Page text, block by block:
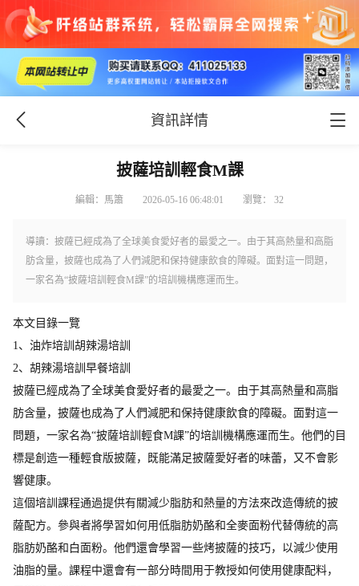
資訊詳情
披薩培訓輕食M課
編輯：馬簫 2026-05-16 06:48:01 瀏覽： 32
導讀：披薩已經成為了全球美食愛好者的最愛之一。由于其高熱量和高脂
肪含量，披薩也成為了人們減肥和保持健康飲食的障礙。面對這一問題，
一家名為“披薩培訓輕食M課”的培訓機構應運而生。
本文目錄一覽
1、 油炸培訓胡辣湯培訓
2、 胡辣湯培訓早餐培訓
披薩已經成為了全球美食愛好者的最愛之一。由于其高熱量和高脂
肪含量，披薩也成為了人們減肥和保持健康飲食的障礙。面對這一
問題，一家名為“披薩培訓輕食M課”的培訓機構應運而生。他們的目
標是創造一種輕食版披薩，既能滿足披薩愛好者的味蕾，又不會影
響健康。
這個培訓課程通過提供有關減少脂肪和熱量的方法來改造傳統的披
薩配方。參與者將學習如何用低脂肪奶酪和全麥面粉代替傳統的高
脂肪奶酪和白面粉。他們還會學習一些烤披薩的技巧，以減少使用
油脂的量。課程中還會有一部分時間用于教授如何使用健康配料，